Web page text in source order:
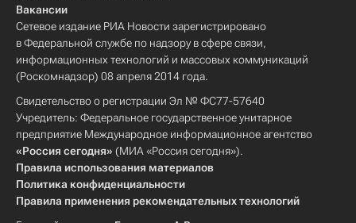
Вакансии
Сетевое издание РИА Новости зарегистрировано
в Федеральной службе по надзору в сфере связи,
информационных технологий и массовых коммуникаций
(Роскомнадзор) 08 апреля 2014 года.
Свидетельство о регистрации Эл № ФС77-57640
Учредитель: Федеральное государственное унитарное
предприятие Международное информационное агентство
«Россия сегодня» (МИА «Россия сегодня»).
Правила использования материалов
Политика конфиденциальности
Правила применения рекомендательных технологий